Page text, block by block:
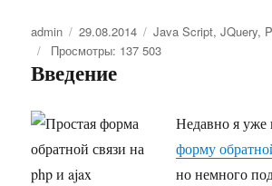
Автор
admin Опубликовано
29.08.2014 Рубрики
Java Script,JQuery,
Просмотры: 137 503
Введение
Недавно я уже
форму
но немного